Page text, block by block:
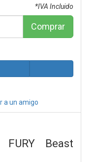
*IVA Incluido
Comprar
a un amigo
Beast